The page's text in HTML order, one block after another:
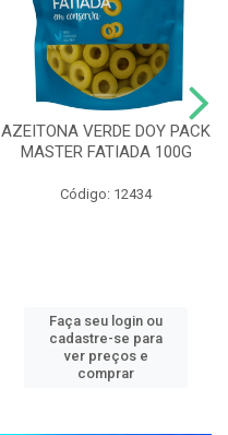
AZEITONA VERDE DOY PACK
MASTER FATIADA 100G
Código: 12434
Faça seu login ou
cadastre-se para
ver preços e
comprar